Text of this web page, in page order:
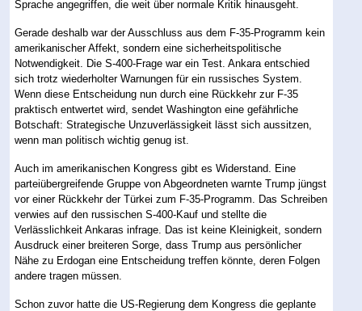
Sprache angegriffen, die weit über normale Kritik hinausgeht.
Gerade deshalb war der Ausschluss aus dem F-35-Programm kein
amerikanischer Affekt, sondern eine sicherheitspolitische
Notwendigkeit. Die S-400-Frage war ein Test. Ankara entschied
sich trotz wiederholter Warnungen für ein russisches System.
Wenn diese Entscheidung nun durch eine Rückkehr zur F-35
praktisch entwertet wird, sendet Washington eine gefährliche
Botschaft: Strategische Unzuverlässigkeit lässt sich aussitzen,
wenn man politisch wichtig genug ist.
Auch im amerikanischen Kongress gibt es Widerstand. Eine
parteiübergreifende Gruppe von Abgeordneten warnte Trump jüngst
vor einer Rückkehr der Türkei zum F-35-Programm. Das Schreiben
verwies auf den russischen S-400-Kauf und stellte die
Verlässlichkeit Ankaras infrage. Das ist keine Kleinigkeit, sondern
Ausdruck einer breiteren Sorge, dass Trump aus persönlicher
Nähe zu Erdogan eine Entscheidung treffen könnte, deren Folgen
andere tragen müssen.
Schon zuvor hatte die US-Regierung dem Kongress die geplante